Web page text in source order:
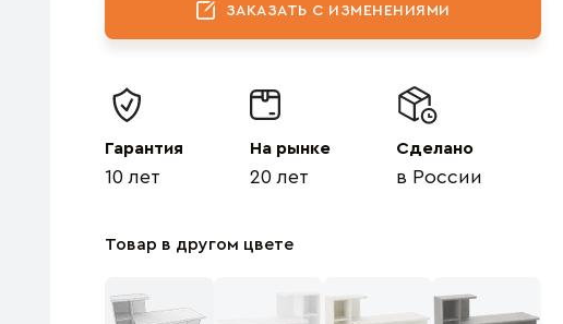
ЗАКАЗАТЬ С ИЗМЕНЕНИЯМИ
Гарантия
10 лет
На рынке
20 лет
Сделано
в России
Товар в другом цвете